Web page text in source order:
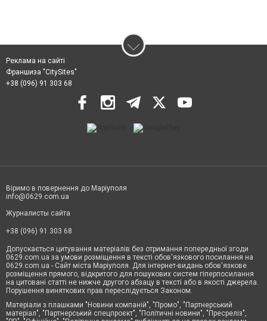
Реклама на сайті
Франшиза "CitySites"
+38 (096) 91 303 68
Віримо в повернення до Маріуполя
info@0629.com.ua
Журналисты сайта
+38 (096) 91 303 68
Допускається цитування матеріалів без отримання попередньої згоди
0629.com.ua за умови розміщення в тексті обов'язкового посилання на
0629.com.ua - Сайт міста Маріуполя. Для інтернет-видань обов'язкове
розміщення прямого, відкритого для пошукових систем гіперпосилання
на цитовані статті не нижче другого абзацу в тексті або в якості джерела.
Порушення виняткових прав переслідується Законом.
Матеріали з плашками "Новини компаній", "Промо", "Партнерський
матеріал", "Партнерський спецпроєкт", "Політичні новини", "Пресреліз",